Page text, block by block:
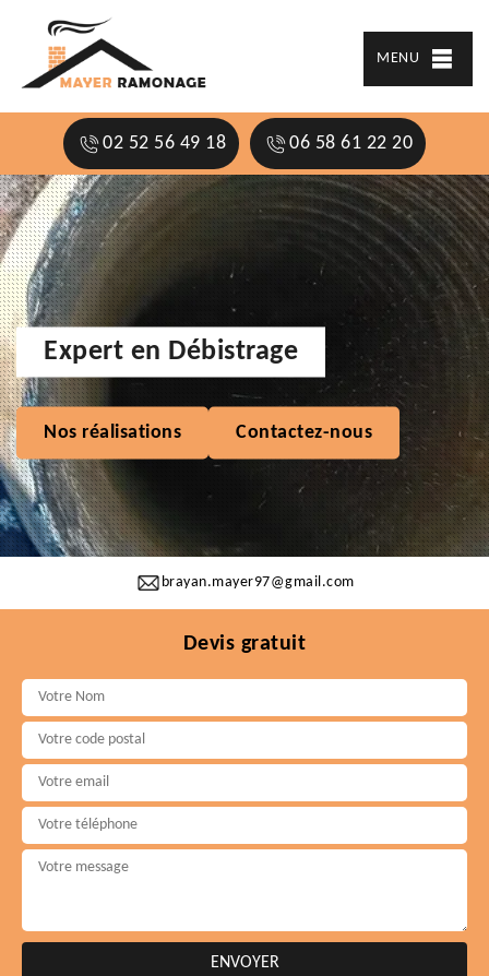
MENU
02 52 56 49 18 06 58 61 22 20
brayan.mayer97@gmail.com
Expert en Débistrage
Nos réalisations Contactez-nous
Devis gratuit